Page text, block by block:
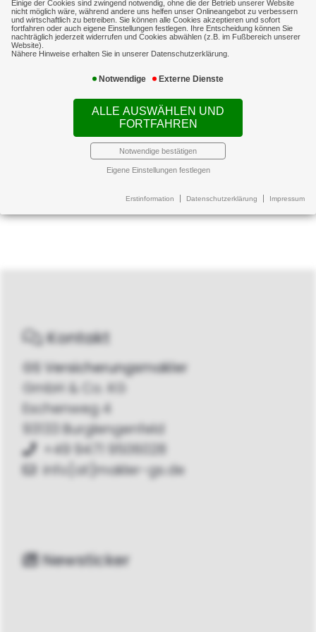
Einige der Cookies sind zwingend notwendig, ohne die der Betrieb unserer Website
nicht möglich wäre, während andere uns helfen unser Onlineangebot zu verbessern
und wirtschaftlich zu betreiben. Sie können alle Cookies akzeptieren und sofort
fortfahren oder auch eigene Einstellungen festlegen. Ihre Entscheidung können Sie
nachträglich jederzeit widerrufen und Cookies abwählen (z.B. im Fußbereich unserer
Website).
Nähere Hinweise erhalten Sie in unserer Datenschutzerklärung.
Notwendige Externe Dienste
ALLE AUSWÄHLEN UND
FORTFAHREN
Notwendige bestätigen
Eigene Einstellungen festlegen
Erstinformation Datenschutzerklärung Impressum
bayernweit ansässigen
Mitgliedsunternehmen ein langjähriger,
verlässlicher Versicherungs- und
Produktpartner. Kunden profitieren von der
Fachkenntnis der IGBV-Makler und den
Kontakten zu verschiedenen
Versicherungsgesellschaften. Umfangreiche
und leistungsstarke Deckungskonzepte (IGBV-
Sonderkonzepte) werden erarbeitet. Diese
exklusiven Konzepte stehen ausschließlich
den Kunden der IGBV-Makler zur Verfügung.
Kontakt
GS Versicherungsmakler
GmbH & Co. KG
Eschenweg 4
93133 Burglengenfeld
+49 9471 9506028
info[at]makler-gs.de
Newsticker